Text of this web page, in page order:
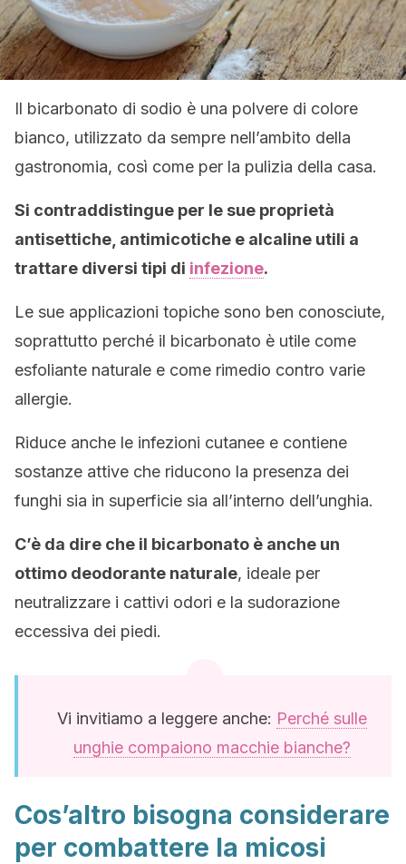
Il bicarbonato di sodio è una polvere di colore
bianco, utilizzato da sempre nell’ambito della
gastronomia, così come per la pulizia della casa.
Si contraddistingue per le sue proprietà
antisettiche, antimicotiche e alcaline utili a
trattare diversi tipi di infezione.
Le sue applicazioni topiche sono ben conosciute,
soprattutto perché il bicarbonato è utile come
esfoliante naturale e come rimedio contro varie
allergie.
Riduce anche le infezioni cutanee e contiene
sostanze attive che riducono la presenza dei
funghi sia in superficie sia all’interno dell’unghia.
C’è da dire che il bicarbonato è anche un
ottimo deodorante naturale, ideale per
neutralizzare i cattivi odori e la sudorazione
eccessiva dei piedi.
Vi invitiamo a leggere anche: Perché sulle
unghie compaiono macchie bianche?
Cos’altro bisogna considerare
per combattere la micosi